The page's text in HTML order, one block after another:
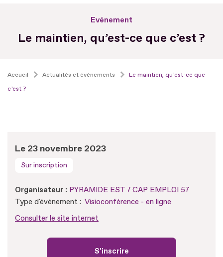
Evénement
Le maintien, qu’est-ce que c’est ?
Accueil Actualités et événements
Le maintien, qu’est-ce que
c’est ?
Le 23 novembre 2023
Sur inscription
Organisateur : PYRAMIDE EST / CAP EMPLOI 57
Type d'événement : Visioconférence - en ligne
Consulter le site internet
S'inscrire